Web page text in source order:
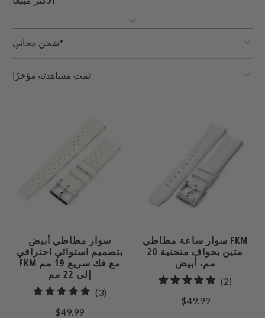
شحن مجاني*
تمت مشاهدته مؤخرًا
سوار مطاطي أبيض
بتصميم استوائي احترافي
FKM مع فك سريع 19 مم
إلى 22 مم
(3)3
$49.99
سوار ساعة مطاطي FKM
متين بحواف منحنية 20
مم، أبيض
(2)
$49.99